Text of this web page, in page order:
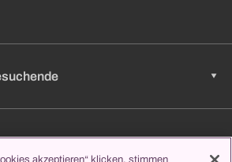
akzeptieren“ klicken, stimmen